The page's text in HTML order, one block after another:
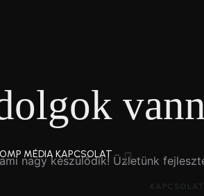
MÉDIA KAPCSOLAT
nagy készülődik! Üzletünk